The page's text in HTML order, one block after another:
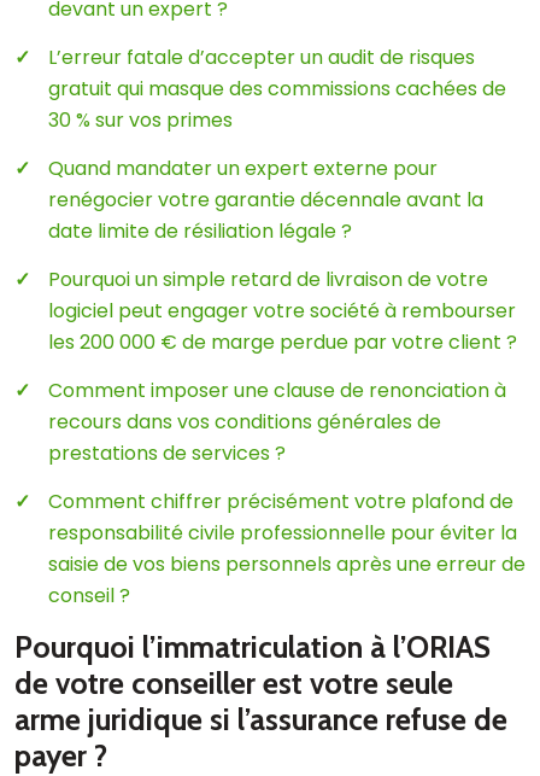
devant un expert ?
L’erreur fatale d’accepter un audit de risques
gratuit qui masque des commissions cachées de
30 % sur vos primes
Quand mandater un expert externe pour
renégocier votre garantie décennale avant la
date limite de résiliation légale ?
Pourquoi un simple retard de livraison de votre
logiciel peut engager votre société à rembourser
les 200 000 € de marge perdue par votre client ?
Comment imposer une clause de renonciation à
recours dans vos conditions générales de
prestations de services ?
Comment chiffrer précisément votre plafond de
responsabilité civile professionnelle pour éviter la
saisie de vos biens personnels après une erreur de
conseil ?
Pourquoi l’immatriculation à l’ORIAS
de votre conseiller est votre seule
arme juridique si l’assurance refuse de
payer ?